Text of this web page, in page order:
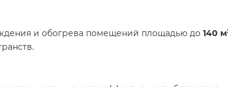
и обогрева помещений площадью до 140